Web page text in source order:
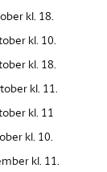
kl. 18.
kl. 10.
kl. 18.
kl. 11.
kl. 11
kl. 10.
kl. 11.